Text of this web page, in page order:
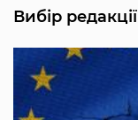
Вибір редакції